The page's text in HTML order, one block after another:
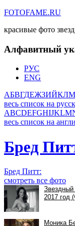
FOTOFAME.RU
красивые фото
Алфавитный
РУС
ENG
АБВГДЕЖЗИЙКЛМ
весь список на
ABCDEFGHIJKLM
весь список на
Бред
Бред Питт:
смотреть все фото